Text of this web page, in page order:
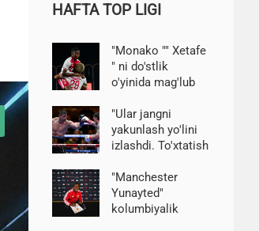
HAFTA TOP LIGI
"Monako "" Xetafe
" ni do'stlik
o'yinida mag'lub
natijaviy
harakatlarsiz
"Ular jangni
yakunlash yo'lini
izlashdi. To'xtatish
Usikdan
mag'lubiyat haqida
verxoven
"Manchester
Yunayted"
kolumbiyalik